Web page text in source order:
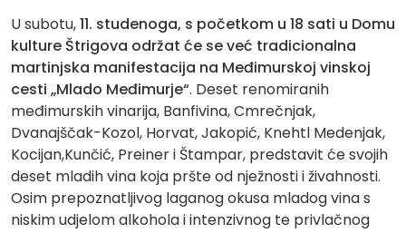
U subotu,11. studenoga, s početkom u 18 sati u Domu
kulture Štrigova održat će se već tradicionalna
martinjska manifestacija na Međimurskoj vinskoj
cesti „Mlado Međimurje“. Deset renomiranih
međimurskih vinarija, Banfivina, Cmrečnjak,
Dvanajščak-Kozol, Horvat, Jakopić, Knehtl Medenjak,
Kocijan,Kunčić, Preiner i Štampar, predstavit će svojih
deset mladih vina koja pršte od nježnosti i živahnosti.
Osim prepoznatljivog laganog okusa mladog vina s
niskim udjelom alkohola i intenzivnog te privlačnog